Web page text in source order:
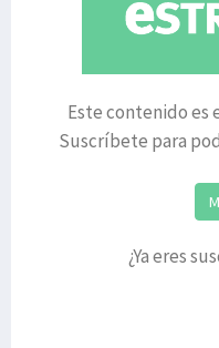
Este contenido es
Suscríbete para
¿Ya eres